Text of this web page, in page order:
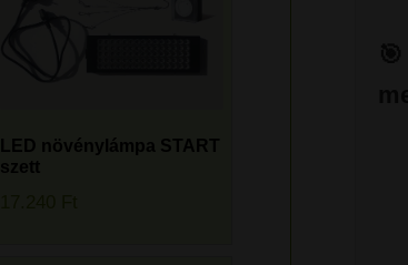
LED növénylámpa START
szett